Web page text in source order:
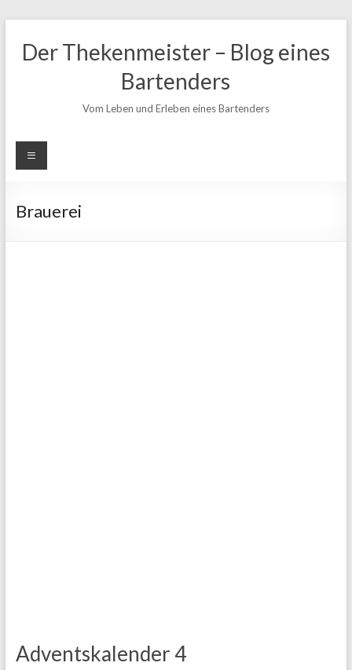
Inhalt
springen
Der Thekenmeister – Blog eines
Bartenders
Vom Leben und Erleben eines Bartenders
Brauerei
Adventskalender 4